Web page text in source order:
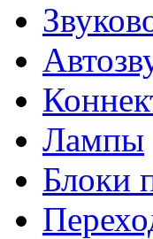
Лампы
Блоки